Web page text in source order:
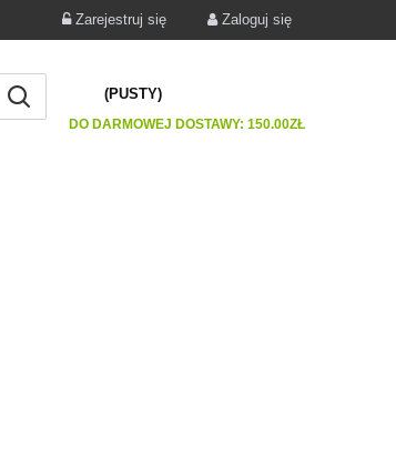
Zarejestruj się Zaloguj się
(PUSTY)
DO DARMOWEJ DOSTAWY: 150.00ZŁ